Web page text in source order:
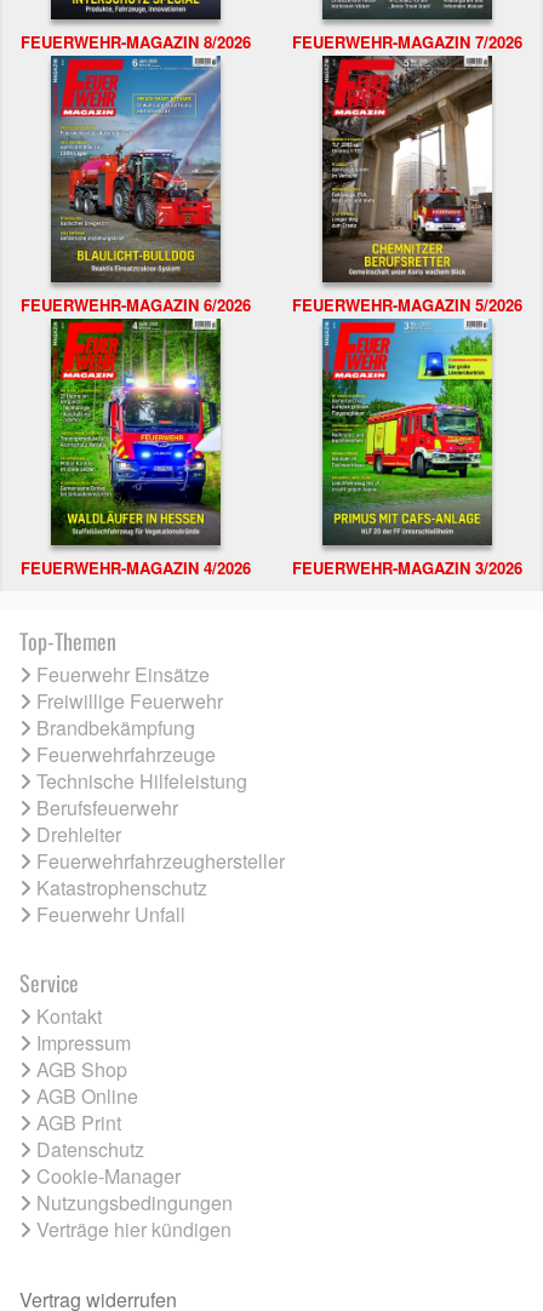
FEUERWEHR-MAGAZIN 8/2026 FEUERWEHR-MAGAZIN 7/2026
FEUERWEHR-MAGAZIN 6/2026 FEUERWEHR-MAGAZIN 5/2026
FEUERWEHR-MAGAZIN 4/2026 FEUERWEHR-MAGAZIN 3/2026
Top-Themen
Feuerwehr Einsätze
Freiwillige Feuerwehr
Brandbekämpfung
Feuerwehrfahrzeuge
Technische Hilfeleistung
Berufsfeuerwehr
Drehleiter
Feuerwehrfahrzeughersteller
Katastrophenschutz
Feuerwehr Unfall
Service
Kontakt
Impressum
AGB Shop
AGB Online
AGB Print
Datenschutz
Cookie-Manager
Nutzungsbedingungen
Verträge hier kündigen
Vertrag widerrufen